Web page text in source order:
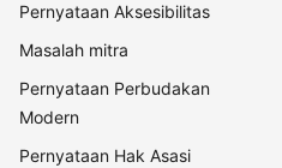
Pernyataan Aksesibilitas
Masalah mitra
Pernyataan Perbudakan
Modern
Pernyataan Hak Asasi